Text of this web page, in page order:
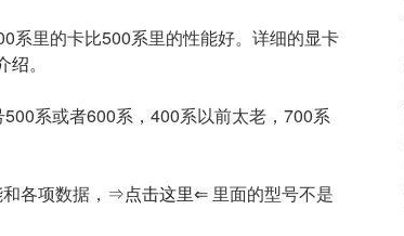
系里的卡比500系里的性能好。详细的显卡
绍。
系或者600系，400系以前太老，700系
和各项数据，⇒点击这里⇐ 里面的型号不是